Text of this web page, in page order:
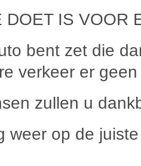
DOET IS VOOR
bent zet die
verkeer er
zullen u
weer op de